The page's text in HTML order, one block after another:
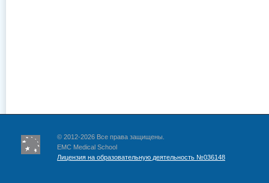
© 2012-2026 Все права защищены.
EMC Medical School
Лицензия на образовательную деятельность №036148